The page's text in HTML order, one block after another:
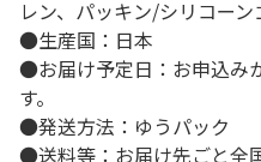
レン、パッキン/シリコーン
●生産国：日本
●お届け予定日：お申込み
す。
●発送方法：ゆうパック
●送料等：お届け先ごと全